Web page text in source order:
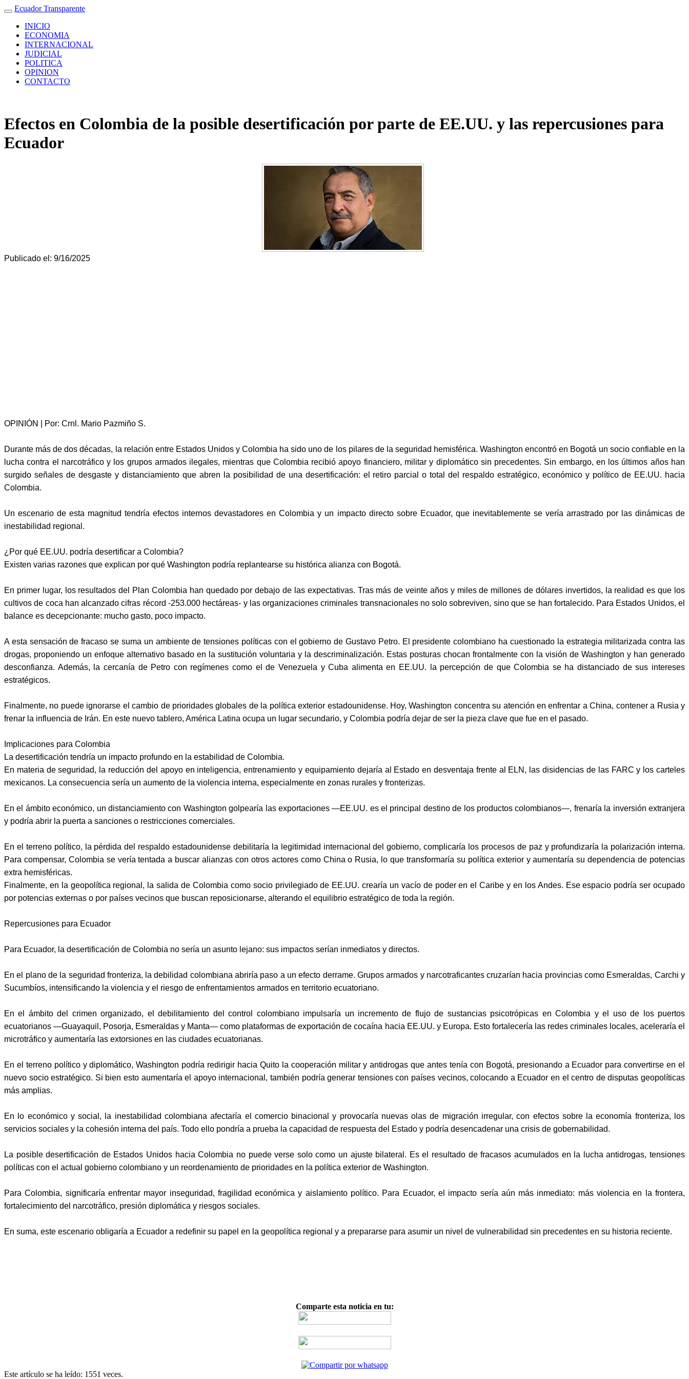
Ecuador Transparente
INICIO
ECONOMIA
INTERNACIONAL
JUDICIAL
POLITICA
OPINION
CONTACTO
Efectos en Colombia de la posible desertificación por parte de EE.UU. y las repercusiones para
Ecuador
Publicado el: 9/16/2025
OPINIÓN | Por: Crnl. Mario Pazmiño S.
Durante más de dos décadas, la relación entre Estados Unidos y Colombia ha sido uno de los pilares de la seguridad hemisférica. Washington encontró en Bogotá un socio confiable en la
lucha contra el narcotráfico y los grupos armados ilegales, mientras que Colombia recibió apoyo financiero, militar y diplomático sin precedentes. Sin embargo, en los últimos años han
surgido señales de desgaste y distanciamiento que abren la posibilidad de una desertificación: el retiro parcial o total del respaldo estratégico, económico y político de EE.UU. hacia
Colombia.
Un escenario de esta magnitud tendría efectos internos devastadores en Colombia y un impacto directo sobre Ecuador, que inevitablemente se vería arrastrado por las dinámicas de
inestabilidad regional.
¿Por qué EE.UU. podría desertificar a Colombia?
Existen varias razones que explican por qué Washington podría replantearse su histórica alianza con Bogotá.
En primer lugar, los resultados del Plan Colombia han quedado por debajo de las expectativas. Tras más de veinte años y miles de millones de dólares invertidos, la realidad es que los
cultivos de coca han alcanzado cifras récord -253.000 hectáreas- y las organizaciones criminales transnacionales no solo sobreviven, sino que se han fortalecido. Para Estados Unidos, el
balance es decepcionante: mucho gasto, poco impacto.
A esta sensación de fracaso se suma un ambiente de tensiones políticas con el gobierno de Gustavo Petro. El presidente colombiano ha cuestionado la estrategia militarizada contra las
drogas, proponiendo un enfoque alternativo basado en la sustitución voluntaria y la descriminalización. Estas posturas chocan frontalmente con la visión de Washington y han generado
desconfianza. Además, la cercanía de Petro con regímenes como el de Venezuela y Cuba alimenta en EE.UU. la percepción de que Colombia se ha distanciado de sus intereses
estratégicos.
Finalmente, no puede ignorarse el cambio de prioridades globales de la política exterior estadounidense. Hoy, Washington concentra su atención en enfrentar a China, contener a Rusia y
frenar la influencia de Irán. En este nuevo tablero, América Latina ocupa un lugar secundario, y Colombia podría dejar de ser la pieza clave que fue en el pasado.
Implicaciones para Colombia
La desertificación tendría un impacto profundo en la estabilidad de Colombia.
En materia de seguridad, la reducción del apoyo en inteligencia, entrenamiento y equipamiento dejaría al Estado en desventaja frente al ELN, las disidencias de las FARC y los carteles
mexicanos. La consecuencia sería un aumento de la violencia interna, especialmente en zonas rurales y fronterizas.
En el ámbito económico, un distanciamiento con Washington golpearía las exportaciones —EE.UU. es el principal destino de los productos colombianos—, frenaría la inversión extranjera
y podría abrir la puerta a sanciones o restricciones comerciales.
En el terreno político, la pérdida del respaldo estadounidense debilitaría la legitimidad internacional del gobierno, complicaría los procesos de paz y profundizaría la polarización interna.
Para compensar, Colombia se vería tentada a buscar alianzas con otros actores como China o Rusia, lo que transformaría su política exterior y aumentaría su dependencia de potencias
extra hemisféricas.
Finalmente, en la geopolítica regional, la salida de Colombia como socio privilegiado de EE.UU. crearía un vacío de poder en el Caribe y en los Andes. Ese espacio podría ser ocupado
por potencias externas o por países vecinos que buscan reposicionarse, alterando el equilibrio estratégico de toda la región.
Repercusiones para Ecuador
Para Ecuador, la desertificación de Colombia no sería un asunto lejano: sus impactos serían inmediatos y directos.
En el plano de la seguridad fronteriza, la debilidad colombiana abriría paso a un efecto derrame. Grupos armados y narcotraficantes cruzarían hacia provincias como Esmeraldas, Carchi y
Sucumbíos, intensificando la violencia y el riesgo de enfrentamientos armados en territorio ecuatoriano.
En el ámbito del crimen organizado, el debilitamiento del control colombiano impulsaría un incremento de flujo de sustancias psicotrópicas en Colombia y el uso de los puertos
ecuatorianos —Guayaquil, Posorja, Esmeraldas y Manta— como plataformas de exportación de cocaína hacia EE.UU. y Europa. Esto fortalecería las redes criminales locales, aceleraría el
microtráfico y aumentaría las extorsiones en las ciudades ecuatorianas.
En el terreno político y diplomático, Washington podría redirigir hacia Quito la cooperación militar y antidrogas que antes tenía con Bogotá, presionando a Ecuador para convertirse en el
nuevo socio estratégico. Si bien esto aumentaría el apoyo internacional, también podría generar tensiones con países vecinos, colocando a Ecuador en el centro de disputas geopolíticas
más amplias.
En lo económico y social, la inestabilidad colombiana afectaría el comercio binacional y provocaría nuevas olas de migración irregular, con efectos sobre la economía fronteriza, los
servicios sociales y la cohesión interna del país. Todo ello pondría a prueba la capacidad de respuesta del Estado y podría desencadenar una crisis de gobernabilidad.
La posible desertificación de Estados Unidos hacia Colombia no puede verse solo como un ajuste bilateral. Es el resultado de fracasos acumulados en la lucha antidrogas, tensiones
políticas con el actual gobierno colombiano y un reordenamiento de prioridades en la política exterior de Washington.
Para Colombia, significaría enfrentar mayor inseguridad, fragilidad económica y aislamiento político. Para Ecuador, el impacto sería aún más inmediato: más violencia en la frontera,
fortalecimiento del narcotráfico, presión diplomática y riesgos sociales.
En suma, este escenario obligaría a Ecuador a redefinir su papel en la geopolítica regional y a prepararse para asumir un nivel de vulnerabilidad sin precedentes en su historia reciente.
Comparte esta noticia en tu:
Este artículo se ha leído: 1551 veces.